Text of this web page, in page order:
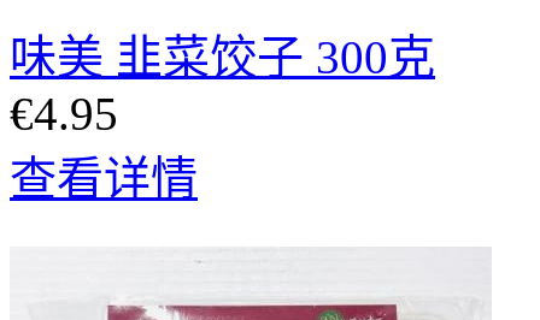
味美 韭菜饺子 300克
€4.95
查看详情